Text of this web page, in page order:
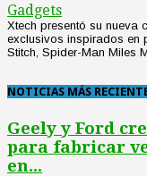
Gadgets
Xtech presentó su nueva
exclusivos inspirados en
Stitch, Spider-Man Miles
NOTICIAS MÁS
Geely y Ford
para fabricar
en...